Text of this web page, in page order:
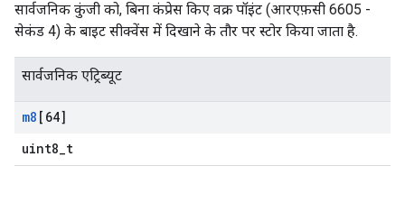
सार्वजनिक कुंजी को, बिना कंप्रेस किए वक्र पॉइंट (आरएफ़सी 6605 -
सेकंड 4) के बाइट सीक्वेंस में दिखाने के तौर पर स्टोर किया जाता है.
सार्वजनिक एट्रिब्यूट
m8 [64]
uint8_t